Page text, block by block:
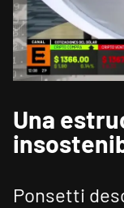
Una
Ponsetti